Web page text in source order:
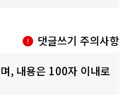
댓글쓰기 주의사항
, 내용은 100자 이내로